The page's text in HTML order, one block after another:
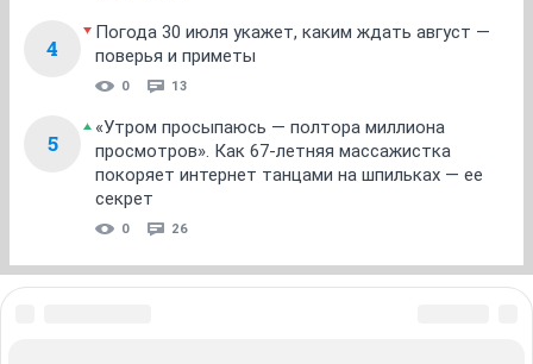
4
Погода 30 июля укажет, каким ждать август —
поверья и приметы
0 13
5
«Утром просыпаюсь — полтора миллиона
просмотров». Как 67-летняя массажистка
покоряет интернет танцами на шпильках — ее
секрет
0 26